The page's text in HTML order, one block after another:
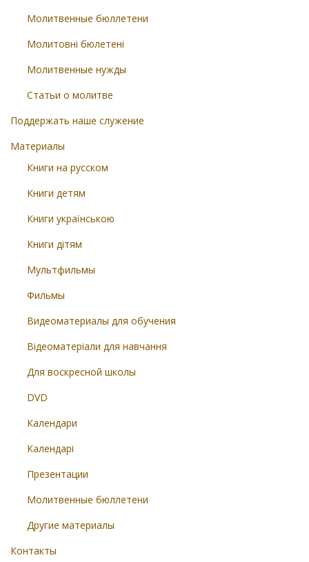
Молитвенные бюллетени
Молитовні бюлетені
Молитвенные нужды
Статьи о молитве
Поддержать наше служение
Материалы
Книги на русском
Книги детям
Книги українською
Книги дітям
Мультфильмы
Фильмы
Видеоматериалы для обучения
Відеоматеріали для навчання
Для воскресной школы
DVD
Календари
Календарі
Презентации
Молитвенные бюллетени
Другие материалы
Контакты